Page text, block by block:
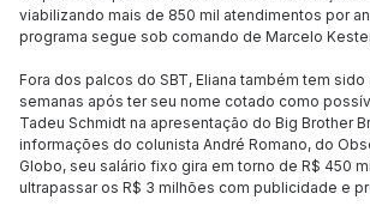
viabilizando mais de 850 mil atendimentos por
programa segue sob comando de Marcelo
Fora dos palcos do SBT, Eliana também tem
semanas após ter seu nome cotado como
Tadeu Schmidt na apresentação do Big Brother
informações do colunista André Romano, do
Globo, seu salário fixo gira em torno de R$ 450
ultrapassar os R$ 3 milhões com publicidade e